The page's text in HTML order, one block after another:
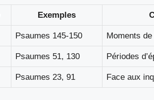
Exemples
Psaumes 145-150 Moments
Psaumes 51, 130 Périodes
Psaumes 23, 91 Face aux